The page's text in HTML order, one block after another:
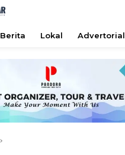
Berita Lokal Advertorial